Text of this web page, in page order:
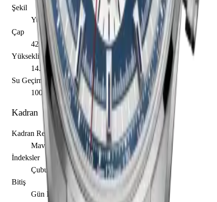
Şekil
Yuvarlak
Çap
42.00 mm
Yükseklik
14.50 mm
Su Geçirmezlik
100.00 m
Kadran
Kadran Rengi
Mavi
İndeksler
Çubuk / Nokta
Bitiş
Gün Işığı